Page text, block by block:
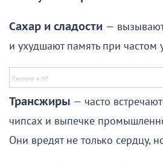
Сахар и сладости —
и ухудшают память при частом
Трансжиры — часто
чипсах и выпечке
Они вредят не только сердцу,